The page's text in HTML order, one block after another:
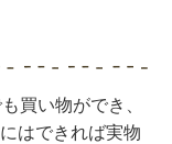
買い物ができ、
はできれば実物